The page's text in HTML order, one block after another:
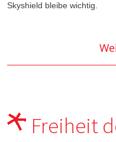
Skyshield bleibe wichtig.
Freiheit